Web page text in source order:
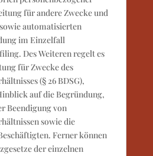
für andere Zwecke und
automatisierten
im Einzelfall
Des Weiteren regelt es
für Zwecke des
(§ 26 BDSG),
auf die Begründung,
Beendigung von
sowie die
Ferner können
der einzelnen